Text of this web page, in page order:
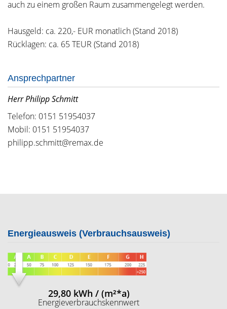
auch zu einem großen Raum zusammengelegt werden.
Hausgeld: ca. 220,- EUR monatlich (Stand 2018)
Rücklagen: ca. 65 TEUR (Stand 2018)
Ansprechpartner
Herr Philipp Schmitt
Telefon: 0151 51954037
Mobil: 0151 51954037
philipp.schmitt@remax.de
Energieausweis (Verbrauchsausweis)
29,80 kWh / (m²*a)
Energieverbrauchskennwert